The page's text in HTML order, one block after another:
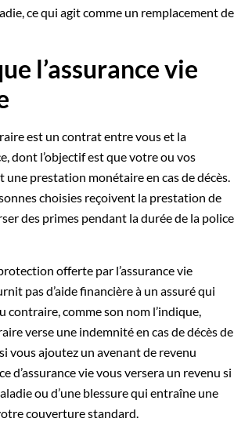
ce qui agit comme un remplacement de
l’assurance vie
est un contrat entre vous et la
dont l’objectif est que votre ou vos
une prestation monétaire en cas de décès.
choisies reçoivent la prestation de
des primes pendant la durée de la police
offerte par l’assurance vie
pas d’aide financière à un assuré qui
comme son nom l’indique,
verse une indemnité en cas de décès de
vous ajoutez un avenant de revenu
d’assurance vie vous versera un revenu si
ou d’une blessure qui entraîne une
couverture standard.